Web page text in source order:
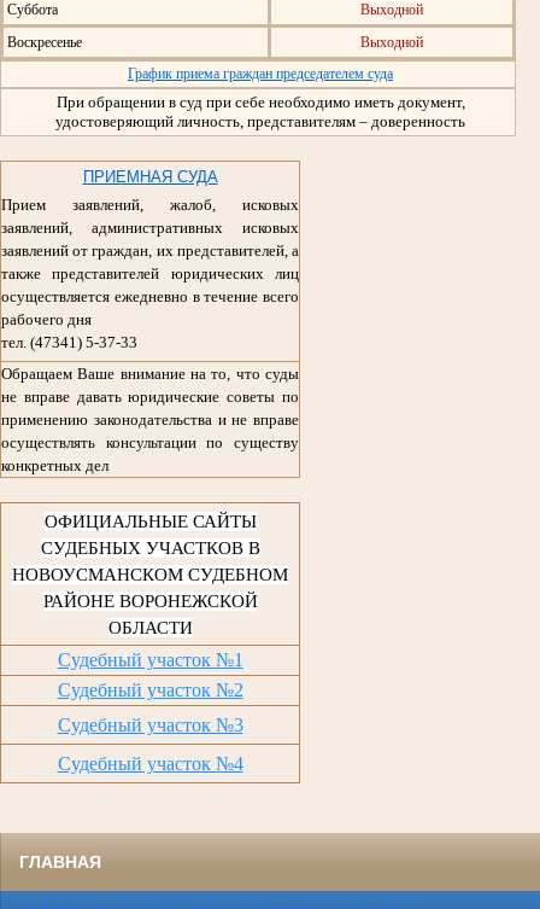
Суббота
Выходной
Воскресенье
Выходной
График приема граждан председателем суда
При обращении в суд при себе необходимо иметь документ,
удостоверяющий личность, представителям – доверенность
ПРИЕМНАЯ СУДА
Прием заявлений, жалоб, исковых
заявлений, административных исковых
заявлений от граждан, их представителей, а
также представителей юридических лиц
осуществляется ежедневно в течение всего
рабочего дня
тел. (47341) 5-37-33
Обращаем Ваше внимание на то, что суды
не вправе давать юридические советы по
применению законодательства и не вправе
осуществлять консультации по существу
конкретных дел
ОФИЦИАЛЬНЫЕ САЙТЫ
СУДЕБНЫХ УЧАСТКОВ В
НОВОУСМАНСКОМ СУДЕБНОМ
РАЙОНЕ ВОРОНЕЖСКОЙ
ОБЛАСТИ
Судебный участок №1
Судебный участок №2
Судебный участок №3
Судебный участок №4
ГЛАВНАЯ